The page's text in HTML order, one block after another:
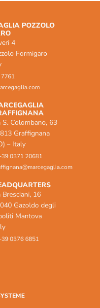
POZZOLO
4
Formigaro
S. Colombano, 63
Graffignana
– Italy
0371 20681
Bresciani, 16
Gazoldo degli
Mantova
0376 6851